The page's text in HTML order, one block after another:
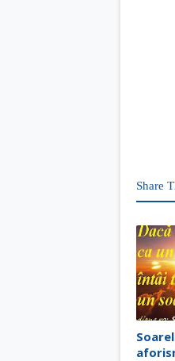
Share